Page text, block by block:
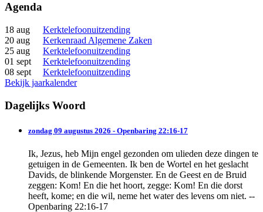
Agenda
18 aug
Kerktelefoonuitzending
20 aug
Kerkenraad Algemene Zaken
25 aug
Kerktelefoonuitzending
01 sept
Kerktelefoonuitzending
08 sept
Kerktelefoonuitzending
Bekijk jaarkalender
Dagelijks Woord
zondag 09 augustus 2026 - Openbaring 22:16-17
Ik, Jezus, heb Mijn engel gezonden om ulieden deze dingen te
getuigen in de Gemeenten. Ik ben de Wortel en het geslacht
Davids, de blinkende Morgenster. En de Geest en de Bruid
zeggen: Kom! En die het hoort, zegge: Kom! En die dorst
heeft, kome; en die wil, neme het water des levens om niet. --
Openbaring 22:16-17